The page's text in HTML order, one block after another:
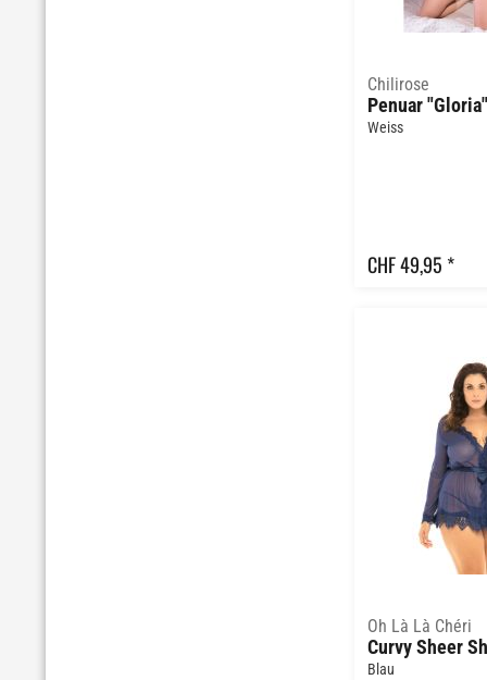
Chilirose
Penuar
Weiss
CHF 49,95 *
Oh Là Là Chéri
Blau